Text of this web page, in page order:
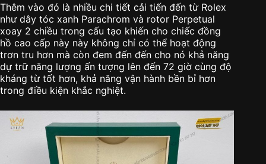
Thêm vào đó là nhiều chi tiết cải tiến đến từ Rolex
như dây tóc xanh Parachrom và rotor Perpetual
xoay 2 chiều trong cấu tạo khiến cho chiếc đồng
hồ cao cấp này này không chỉ có thể hoạt động
trơn tru hơn mà còn đem đến đến cho nó khả năng
dự trữ năng lượng ấn tượng lên đến 72 giờ cùng độ
kháng từ tốt hơn, khả năng vận hành bền bỉ hơn
trong điều kiện khắc nghiệt.